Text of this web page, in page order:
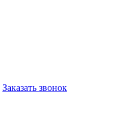
Заказать звонок